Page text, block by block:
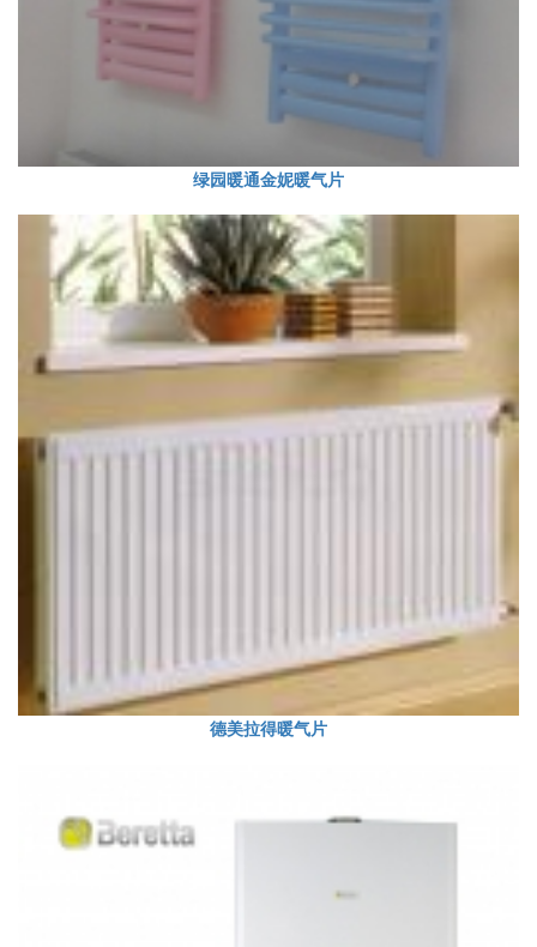
绿园暖通金妮暖气片
德美拉得暖气片